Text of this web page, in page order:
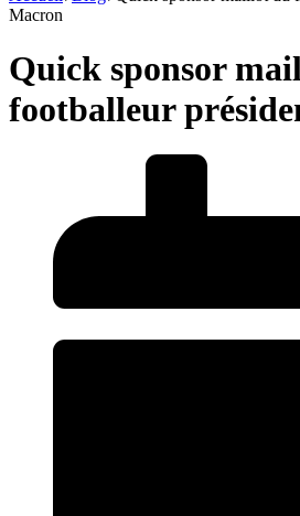
Macron
Quick sponsor
footballeur